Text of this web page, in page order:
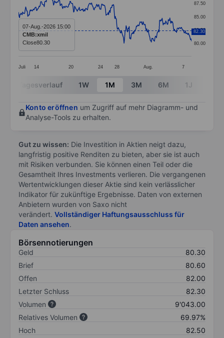
Line chart with 337 data points.
The chart has 1 X axis displaying categories.
The chart has 1 Y axis displaying values. Data
Juli 14 20 24 28 Aug. 7
80.00
82.50
85.00
87.50
82.30
07-Aug.-2026 15:00
CMB:xmil
Close80.30
End of interactive chart.
Tagesverlauf 1W 1M 3M 6M 1J
Konto eröffnen um Zugriff auf mehr Diagramm- und
Analyse-Tools zu erhalten.
Gut zu wissen: Die Investition in Aktien neigt dazu,
langfristig positive Renditen zu bieten, aber sie ist auch
mit Risiken verbunden. Sie können einen Teil oder die
Gesamtheit Ihres Investments verlieren. Die vergangenen
Wertentwicklungen dieser Aktie sind kein verlässlicher
Indikator für zukünftige Ergebnisse. Daten von externen
Anbietern wurden von Saxo nicht
verändert. Vollständiger Haftungsausschluss für
Daten ansehen.
Börsennotierungen
Geld
80.30
Brief
80.60
Offen
82.00
Letzter Schluss
82.30
Volumen
9'043.00
Relatives Volumen
69.97%
Hoch
82.50